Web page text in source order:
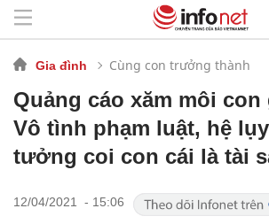
Gia đình Cùng con trưởng thành
Quảng cáo xăm môi con
Vô tình phạm luật, hệ
tưởng coi con cái là tài
12/04/2021 - 15:06